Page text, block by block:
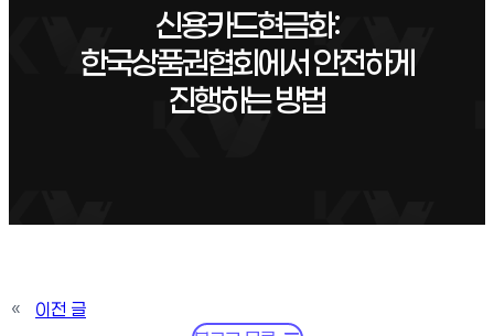
신용카드현금화:
한국상품권협회에서 안전하게
진행하는 방법
«
이전 글